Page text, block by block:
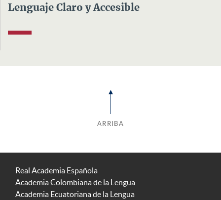
Lenguaje Claro y Accesible
ARRIBA
Real Academia Española
Academia Colombiana de la Lengua
Academia Ecuatoriana de la Lengua